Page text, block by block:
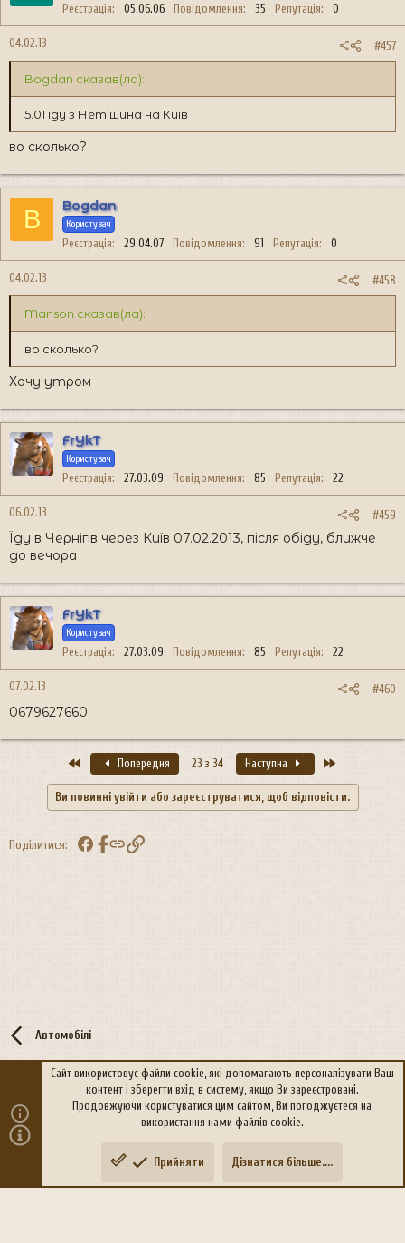
Реєстрація 05.06.06 Повідомлення 35 Репутація 0
04.02.13 #457
Bogdan сказав(ла):
5.01 їду з Нетішина на Київ
во сколько?
B Bogdan
Користувач
Реєстрація 29.04.07 Повідомлення 91 Репутація 0
04.02.13 #458
Manson сказав(ла):
во сколько?
Хочу утром
FrYkT
Користувач
Реєстрація 27.03.09 Повідомлення 85 Репутація 22
06.02.13 #459
Їду в Чернігів через Київ 07.02.2013, після обіду, ближче
до вечора
FrYkT
Користувач
Реєстрація 27.03.09 Повідомлення 85 Репутація 22
07.02.13 #460
0679627660
ПершийПопередня 23 з 34 Наступна
Ви повинні увійти або зареєструватися, щоб відповісти.
Поділитися: FacebookПосилання
Автомобілі
Політика конфіденційності Дoпoмoга
Community platform by XenForo
xen-foro.com.ua Зверху
Сайт використовує файли cookie, які допомагають персоналізувати Ваш
контент і зберегти вхід в систему, якщо Ви зареєстровані.
Продовжуючи користуватися цим сайтом, Ви погоджуєтеся на
використання нами файлів cookie.
Прийняти Дізнатися більше....